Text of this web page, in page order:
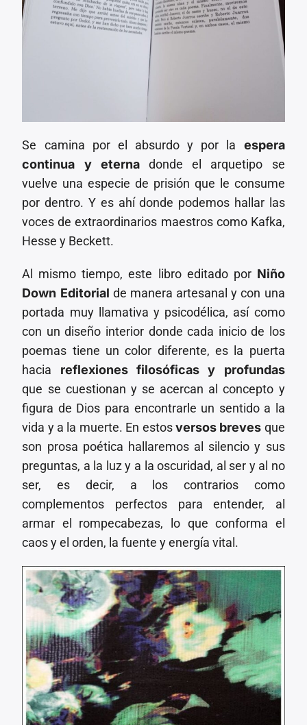
Se camina por el absurdo y por la espera
continua y eternadonde el arquetipo se
vuelve una especie de prisión que le consume
por dentro. Y es ahí donde podemos hallar las
voces de extraordinarios maestros como Kafka,
Hesse y Beckett.
Al mismo tiempo, este libro editado por Niño
Down Editorial de manera artesanal y con una
portada muy llamativa y psicodélica, así como
con un diseño interior donde cada inicio de los
poemas tiene un color diferente, es la puerta
hacia reflexiones filosóficas y profundas
que se cuestionan y se acercan al concepto y
figura de Dios para encontrarle un sentido a la
vida y a la muerte. En estosversos breves que
son prosa poética hallaremos al silencio y sus
preguntas, a la luz y a la oscuridad, al ser y al no
ser, es decir, a los contrarios como
complementos perfectos para entender, al
armar el rompecabezas, lo que conforma el
caos y el orden, la fuente y energía vital.